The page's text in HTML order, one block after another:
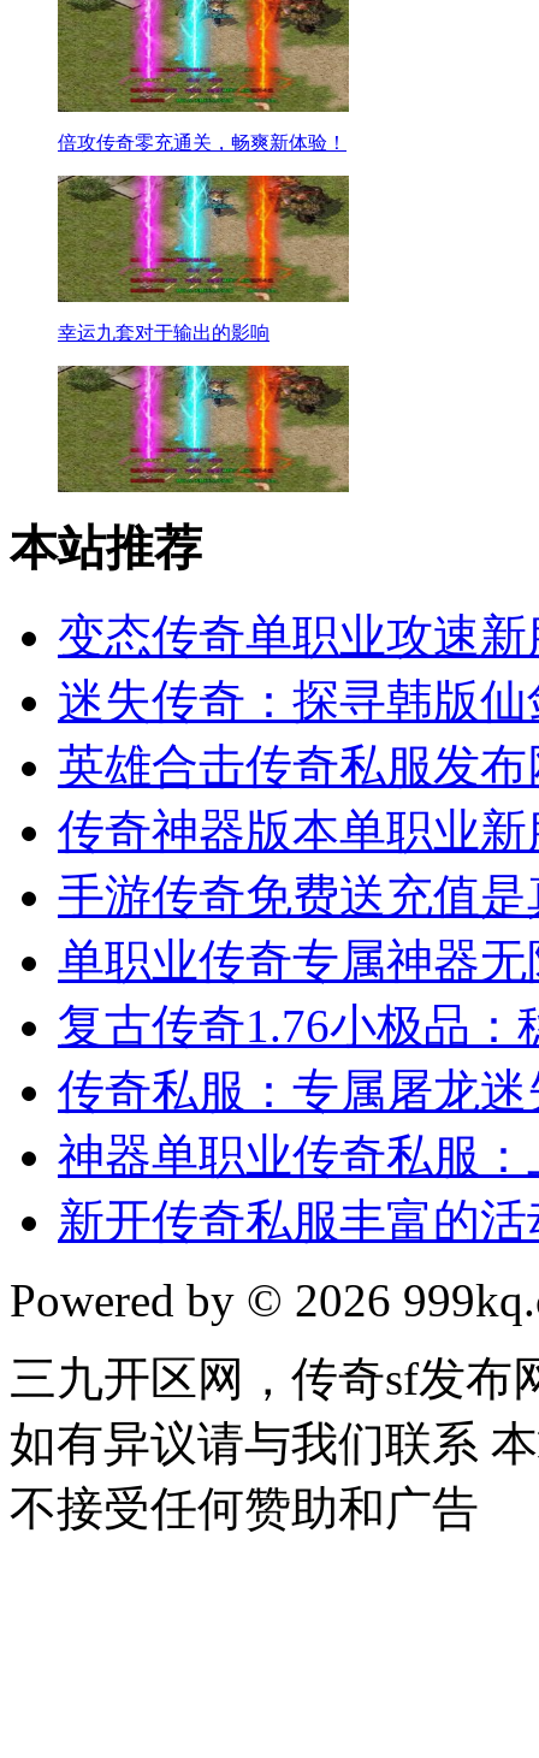
倍攻传奇零充通关，畅爽新体验！
幸运九套对于输出的影响
本站推荐
变态传奇单职业攻速新
迷失传奇：探寻韩版
英雄合击传奇私服发
传奇神器版本单职业新
手游传奇免费送充值
单职业传奇专属神器
复古传奇1.76小极品：
传奇私服：专属屠龙
神器单职业传奇私服
新开传奇私服丰富的
Powered by © 2026
三九开区网，传奇sf发布
如有异议请与我们联系
不接受任何赞助和广告